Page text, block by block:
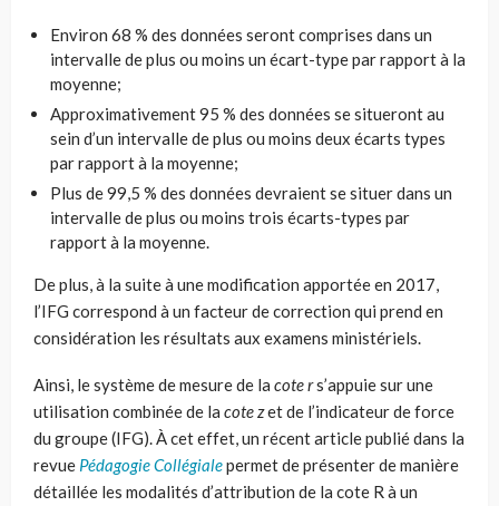
Environ 68 % des données seront comprises dans un
intervalle de plus ou moins un écart-type par rapport à la
moyenne;
Approximativement 95 % des données se situeront au
sein d’un intervalle de plus ou moins deux écarts types
par rapport à la moyenne;
Plus de 99,5 % des données devraient se situer dans un
intervalle de plus ou moins trois écarts-types par
rapport à la moyenne.
De plus, à la suite à une modification apportée en 2017,
l’IFG correspond à un facteur de correction qui prend en
considération les résultats aux examens ministériels.
Ainsi, le système de mesure de la cote rs’appuie sur une
utilisation combinée de la cote zet de l’indicateur de force
du groupe (IFG). À cet effet, un récent article publié dans la
revue Pédagogie Collégialepermet de présenter de manière
détaillée les modalités d’attribution de la cote R à un